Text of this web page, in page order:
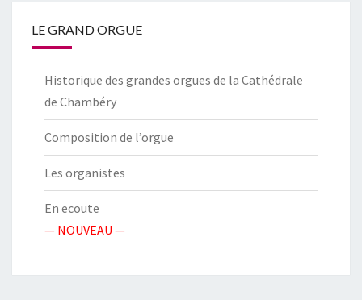
LE GRAND ORGUE
Historique des grandes orgues de la Cathédrale
de Chambéry
Composition de l’orgue
Les organistes
En ecoute
— NOUVEAU —